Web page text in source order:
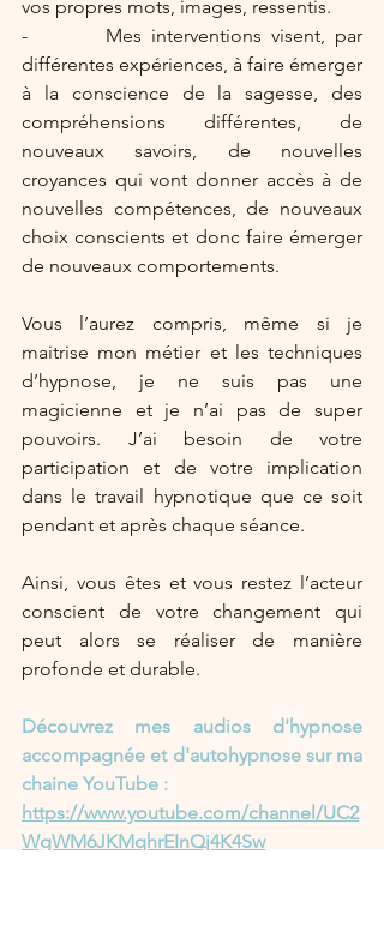
vos propres mots, images, ressentis.
-        Mes interventions visent, par
différentes expériences, à faire émerger
à la conscience de la sagesse, des
compréhensions différentes, de
nouveaux savoirs, de nouvelles
croyances qui vont donner accès à de
nouvelles compétences, de nouveaux
choix conscients et donc faire émerger
de nouveaux comportements.
Vous l’aurez compris, même si je
maitrise mon métier et les techniques
d’hypnose, je ne suis pas une
magicienne et je n’ai pas de super
pouvoirs. J’ai besoin de votre
participation et de votre implication
dans le travail hypnotique que ce soit
pendant et après chaque séance.
Ainsi, vous êtes et vous restez l’acteur
conscient de votre changement qui
peut alors se réaliser de manière
profonde et durable.
Découvrez mes audios d'hypnose
accompagnée et d'autohypnose sur ma
chaine YouTube :
https://www.youtube.com/channel/UC2
WgWM6JKMqhrEInQj4K4Sw